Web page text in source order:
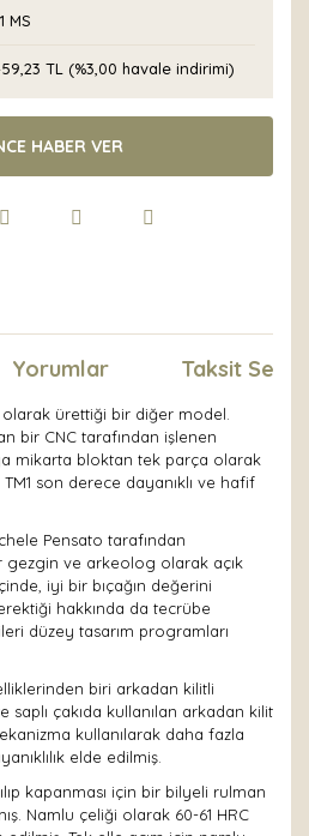
MS
TL (%3,00 havale indirimi)
HABER VER
Yorumlar Taksit
ürettiği bir diğer model.
bir CNC tarafından işlenen
mikarta bloktan tek parça olarak
son derece dayanıklı ve hafif
Pensato tarafından
gezgin ve arkeolog olarak açık
iyi bir bıçağın değerini
hakkında da tecrübe
ileri düzey tasarım programları
biri arkadan kilitli
saplı çakıda kullanılan arkadan kilit
kullanılarak daha fazla
elde edilmiş.
kapanması için bir bilyeli rulman
Namlu çeliği olarak 60-61 HRC